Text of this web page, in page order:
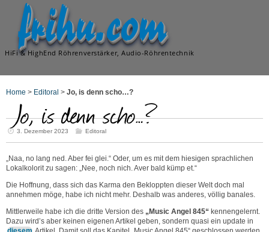
frihu.com
HiFi & HighEnd Röhrenverstärker, Audio-Röhrentechnik
Home > Editoral > Jo, is denn scho…?
Jo, is denn scho…?
3. Dezember 2023 Editoral
„Naa, no lang ned. Aber fei glei.“ Oder, um es mit dem hiesigen sprachlichen
Lokalkolorit zu sagen: „Nee, noch nich. Aver bald kümp et.“
Die Hoffnung, dass sich das Karma den Bekloppten dieser Welt doch mal
annehmen möge, habe ich nicht mehr. Deshalb was anderes, völlig banales.
Mittlerweile habe ich die dritte Version des „Music Angel 845“ kennengelernt.
Dazu wird’s aber keinen eigenen Artikel geben, sondern quasi ein update in